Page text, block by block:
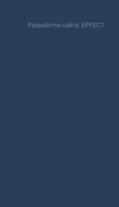
Разработка сайта: EFFECT